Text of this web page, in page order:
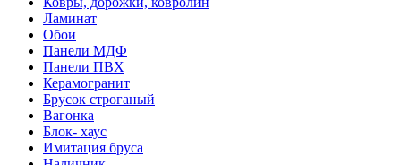
Ламинат
Обои
Панели МДФ
Панели ПВХ
Керамогранит
Брусок строганый
Вагонка
Блок- хаус
Имитация бруса